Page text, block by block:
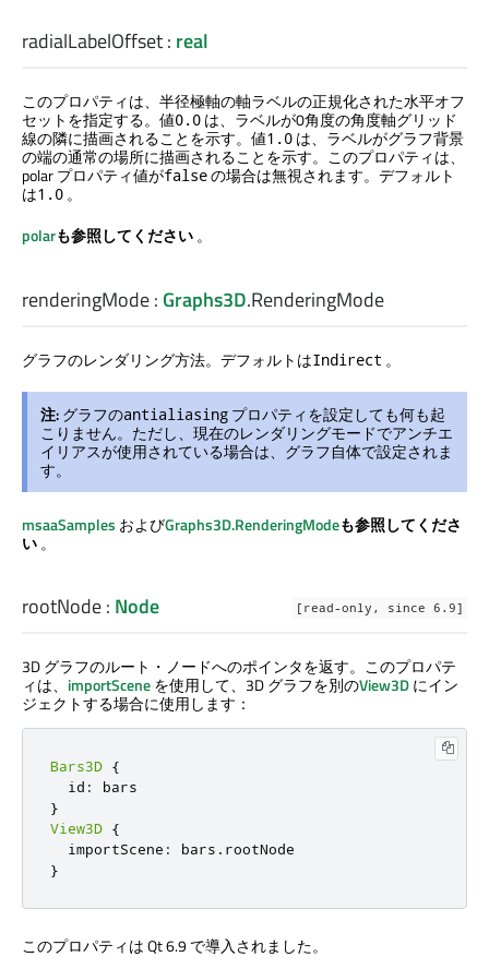
radialLabelOffset: real
このプロパティは、半径極軸の軸ラベルの正規化された水平オフ
セットを指定する。値0.0 は、ラベルが0角度の角度軸グリッド
線の隣に描画されることを示す。値1.0 は、ラベルがグラフ背景
の端の通常の場所に描画されることを示す。このプロパティは、
polar プロパティ値がfalseの場合は無視されます。デフォルト
は1.0 。
polarも参照してください。
renderingMode: Graphs3D.RenderingMode
グラフのレンダリング方法。デフォルトはIndirect 。
注:グラフのantialiasing プロパティを設定しても何も起
こりません。ただし、現在のレンダリングモードでアンチエ
イリアスが使用されている場合は、グラフ自体で設定されま
す。
msaaSamples およびGraphs3D.RenderingModeも参照してくださ
い。
rootNode: Node [read-only, since 6.9]
3D グラフのルート・ノードへのポインタを返す。このプロパテ
ィは、 importSceneを使用して、3D グラフを別のView3Dにイン
ジェクトする場合に使用します：
Bars3D {
  id
:
}
View3D {
  importScene
: bars .
}
このプロパティは Qt 6.9 で導入されました。